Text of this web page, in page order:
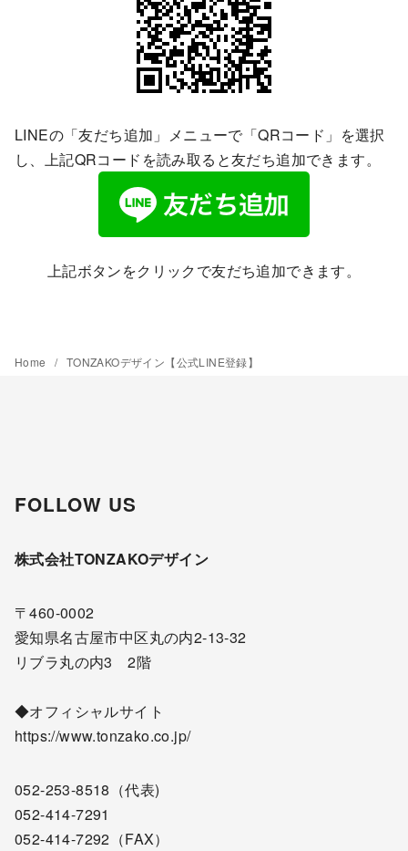
LINEの「友だち追加」メニューで「QRコード」を選択
し、上記QRコードを読み取ると友だち追加できます。
上記ボタンをクリックで友だち追加できます。
Home TONZAKOデザイン【公式LINE登録】
FOLLOW US
株式会社TONZAKOデザイン
〒460-0002
愛知県名古屋市中区丸の内2-13-32
リブラ丸の内3 2階
◆オフィシャルサイト
https://www.tonzako.co.jp/
052-253-8518 （代表)
052-414-7291
052-414-7292 （FAX）